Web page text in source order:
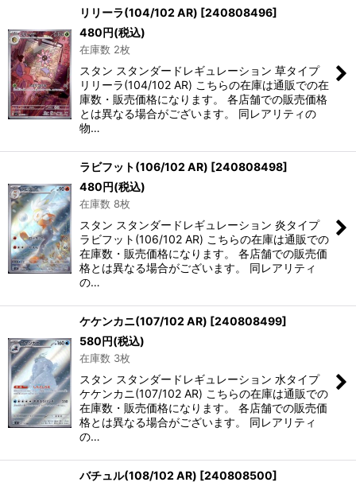
リリーラ(104/102 AR) [240808496]
480円(税込)
在庫数 2枚
スタン スタンダードレギュレーション 草タイプ
リリーラ(104/102 AR) こちらの在庫は通販での在
庫数・販売価格になります。 各店舗での販売価格
とは異なる場合がございます。 同レアリティの
物…
ラビフット(106/102 AR) [240808498]
480円(税込)
在庫数 8枚
スタン スタンダードレギュレーション 炎タイプ
ラビフット(106/102 AR) こちらの在庫は通販での
在庫数・販売価格になります。 各店舗での販売価
格とは異なる場合がございます。 同レアリティ
の…
ケケンカニ(107/102 AR) [240808499]
580円(税込)
在庫数 3枚
スタン スタンダードレギュレーション 水タイプ
ケケンカニ(107/102 AR) こちらの在庫は通販での
在庫数・販売価格になります。 各店舗での販売価
格とは異なる場合がございます。 同レアリティ
の…
バチュル(108/102 AR) [240808500]